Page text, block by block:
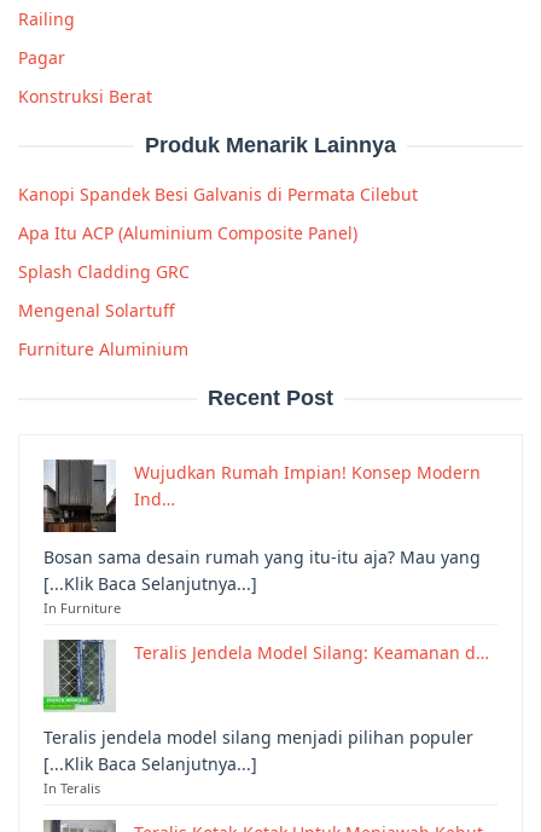
Railing
Pagar
Konstruksi Berat
Produk Menarik Lainnya
Kanopi Spandek Besi Galvanis di Permata Cilebut
Apa Itu ACP (Aluminium Composite Panel)
Splash Cladding GRC
Mengenal Solartuff
Furniture Aluminium
Recent Post
Wujudkan Rumah Impian! Konsep Modern
Ind…
Bosan sama desain rumah yang itu-itu aja? Mau yang
[...Klik Baca Selanjutnya...]
In Furniture
Teralis Jendela Model Silang: Keamanan d…
Teralis jendela model silang menjadi pilihan populer
[...Klik Baca Selanjutnya...]
In Teralis